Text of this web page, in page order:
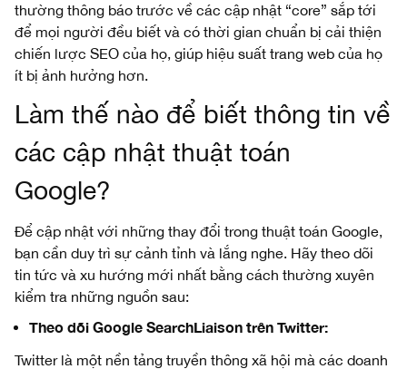
thường thông báo trước về các cập nhật “core” sắp tới
để mọi người đều biết và có thời gian chuẩn bị cải thiện
chiến lược SEO của họ, giúp hiệu suất trang web của họ
ít bị ảnh hưởng hơn.
Làm thế nào để biết thông tin về
các cập nhật thuật toán
Google?
Để cập nhật với những thay đổi trong thuật toán Google,
bạn cần duy trì sự cảnh tỉnh và lắng nghe. Hãy theo dõi
tin tức và xu hướng mới nhất bằng cách thường xuyên
kiểm tra những nguồn sau:
Theo dõi Google SearchLiaison trên Twitter:
Twitter là một nền tảng truyền thông xã hội mà các doanh